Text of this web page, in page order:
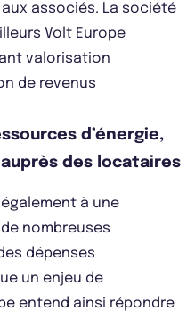
associés. La société
Volt Europe
valorisation
de revenus
d’énergie,
des locataires
à une
nombreuses
dépenses
un enjeu de
entend ainsi répondre